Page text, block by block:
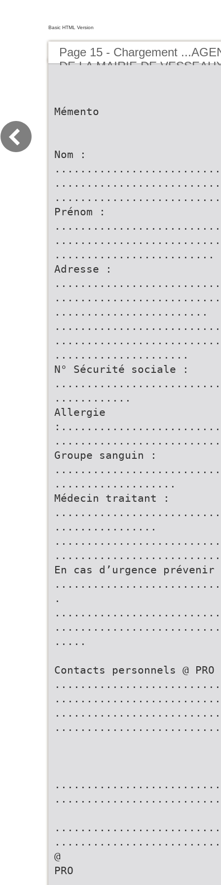
Basic HTML Version
Page 15 - Chargement
DE LA MAIRIE DE
Mémento
Nom :
Prénom :
.........................
Adresse :
........................
.....................
N° Sécurité sociale :
............
Allergie
Groupe sanguin :
...................
Médecin traitant :
................
En cas d’urgence
.
.....
Contacts personnels @ PRO
@
PRO